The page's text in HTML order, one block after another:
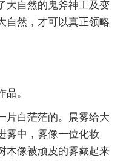
大自然的鬼斧神工及变
自然，才可以真正领略
。
片白茫茫的。晨雾给大
雾中，雾像一位化妆
木像被顽皮的雾藏起来